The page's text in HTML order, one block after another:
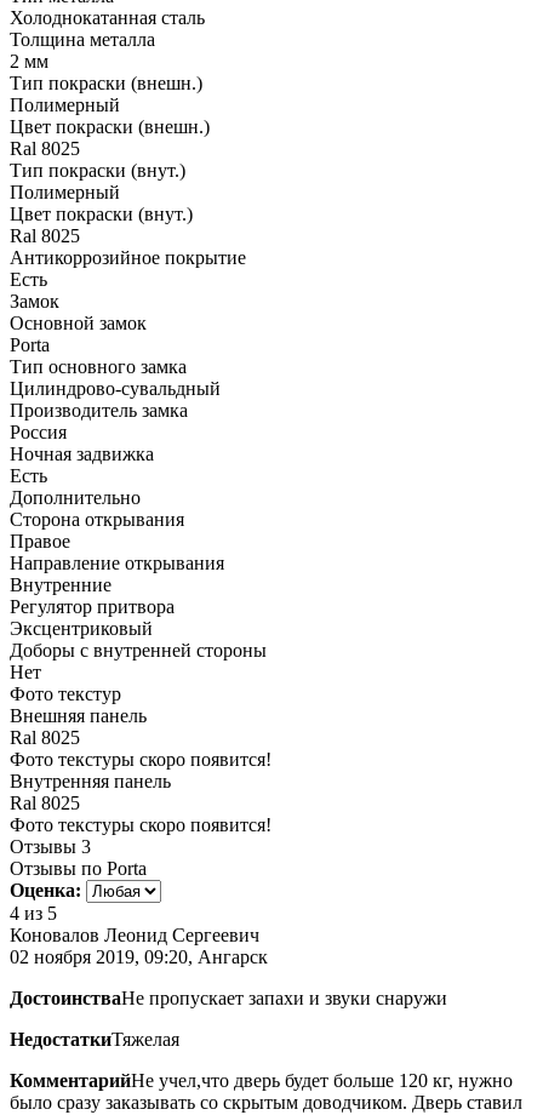
Холоднокатанная сталь
Толщина металла
2 мм
Тип покраски (внешн.)
Полимерный
Цвет покраски (внешн.)
Ral 8025
Тип покраски (внут.)
Полимерный
Цвет покраски (внут.)
Ral 8025
Антикоррозийное покрытие
Есть
Замок
Основной замок
Porta
Тип основного замка
Цилиндрово-сувальдный
Производитель замка
Россия
Ночная задвижка
Есть
Дополнительно
Сторона открывания
Правое
Направление открывания
Внутренние
Регулятор притвора
Эксцентриковый
Доборы с внутренней стороны
Нет
Фото текстур
Внешняя панель
Ral 8025
Фото текстуры скоро появится!
Внутренняя панель
Ral 8025
Фото текстуры скоро появится!
Отзывы 3
Отзывы по Porta
Оценка:
4 из 5
Коновалов Леонид Сергеевич
02 ноября 2019, 09:20, Ангарск
ДостоинстваНе пропускает запахи и звуки снаружи
НедостаткиТяжелая
КомментарийНе учел,что дверь будет больше 120 кг, нужно
было сразу заказывать со скрытым доводчиком. Дверь ставил